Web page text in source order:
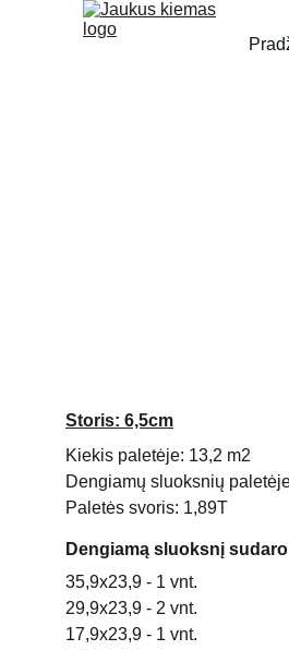
Storis: 6,5cm
Kiekis paletėje: 13,2 m2
Dengiamų sluoksnių
Paletės svoris: 1,89T
Dengiamą sluoksnį
35,9x23,9 - 1 vnt.
29,9x23,9 - 2 vnt.
17,9x23,9 - 1 vnt.